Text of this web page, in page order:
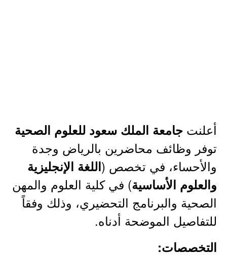
أعلنت جامعة الملك سعود للعلوم الصحية
توفر وظائف محاضرين بالرياض وجدة
والأحساء، في تخصص (اللغة الإنجليزية
والعلوم الأساسية) في كلية العلوم والمهن
الصحية والبرنامج التحضيري، وذلك وفقاً
للتفاصيل الموضحة أدناه.
التخصصات: